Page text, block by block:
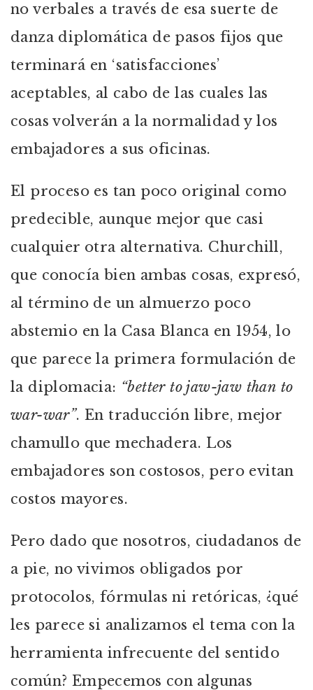
no verbales a través de esa suerte de
danza diplomática de pasos fijos que
terminará en ‘satisfacciones’
aceptables, al cabo de las cuales las
cosas volverán a la normalidad y los
embajadores a sus oficinas.
El proceso es tan poco original como
predecible, aunque mejor que casi
cualquier otra alternativa. Churchill,
que conocía bien ambas cosas, expresó,
al término de un almuerzo poco
abstemio en la Casa Blanca en 1954, lo
que parece la primera formulación de
la diplomacia: “better to jaw-jaw than to
war-war”. En traducción libre, mejor
chamullo que mechadera. Los
embajadores son costosos, pero evitan
costos mayores.
Pero dado que nosotros, ciudadanos de
a pie, no vivimos obligados por
protocolos, fórmulas ni retóricas, ¿qué
les parece si analizamos el tema con la
herramienta infrecuente del sentido
común? Empecemos con algunas